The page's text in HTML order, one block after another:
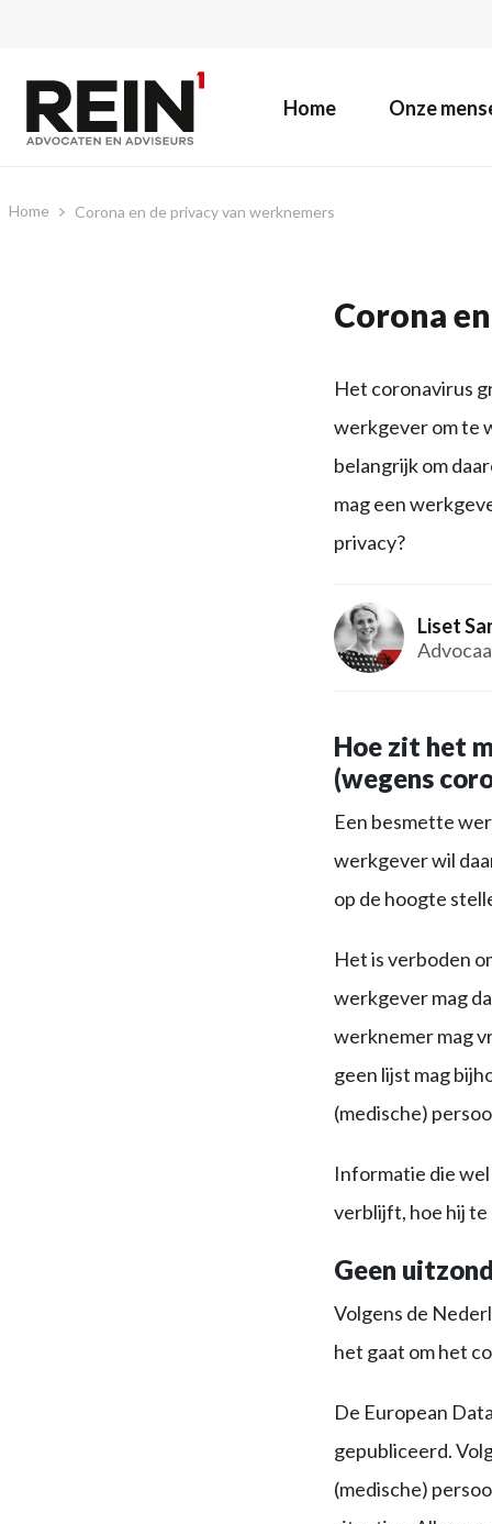
Home Onze
Home Corona en de privacy van werknemers
Corona
Het coronavirus
werkgever om te
belangrijk om
mag een
privacy?
Liset
Hoe zit het
(wegens
Een besmette
werkgever wil
op de hoogte
Het is verboden
werkgever mag
werknemer mag
geen lijst mag
(medische)
Informatie die
verblijft, hoe hij te
Geen
Volgens de
het gaat om het
De European
gepubliceerd.
(medische)